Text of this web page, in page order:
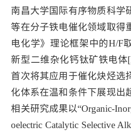
南昌大学国际有序物质科学
等在分子铁电催化领域取得
电化学》理论框架中的H/F
新型二维杂化钙钛矿铁电体
首次将其应用于催化炔烃选
化体系在温和条件下展现出
相关研究成果以“Organic-
oelectric Catalytic Selective